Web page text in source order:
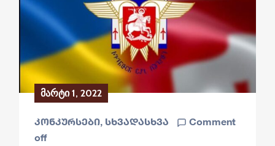
მარტი 1, 2022
კონკურსები სხვადასხვა
Comment
off